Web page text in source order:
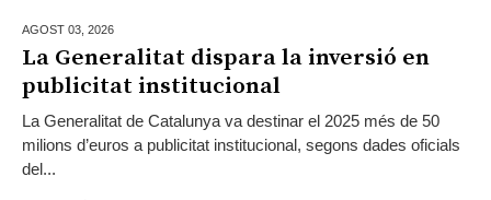
AGOST 03, 2026
La Generalitat dispara la inversió en
publicitat institucional
La Generalitat de Catalunya va destinar el 2025 més de 50
milions d’euros a publicitat institucional, segons dades oficials
del...